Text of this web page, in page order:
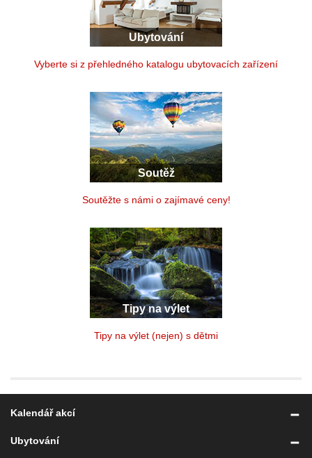
Ubytování
Vyberte si z přehledného katalogu ubytovacích zařízení
Soutěž
Soutěžte s námi o zajímavé ceny!
Tipy na výlet
Tipy na výlet (nejen) s dětmi
Kalendář akcí
Ubytování